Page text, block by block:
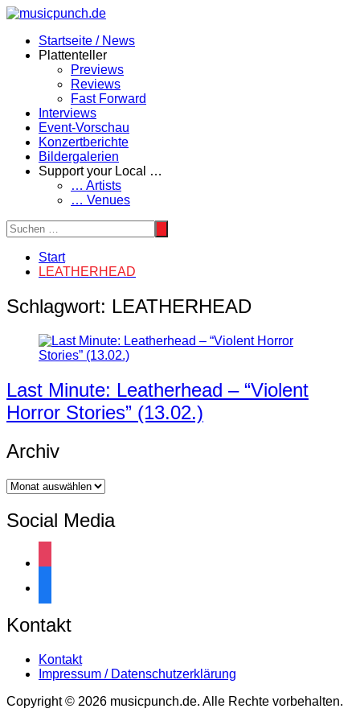
Zum
springenStartseite / News
Plattenteller
Previews
Reviews
Fast Forward
Interviews
Event-Vorschau
Konzertberichte
Bildergalerien
Support your Local …
… Artists
… Venues
Start
LEATHERHEAD
Schlagwort: LEATHERHEAD
Last Minute: Leatherhead – “Violent
Horror Stories” (13.02.)
Archiv
Archiv
Social Media
Kontakt
Kontakt
Impressum / Datenschutzerklärung
Copyright © 2026 musicpunch.de. Alle Rechte vorbehalten.